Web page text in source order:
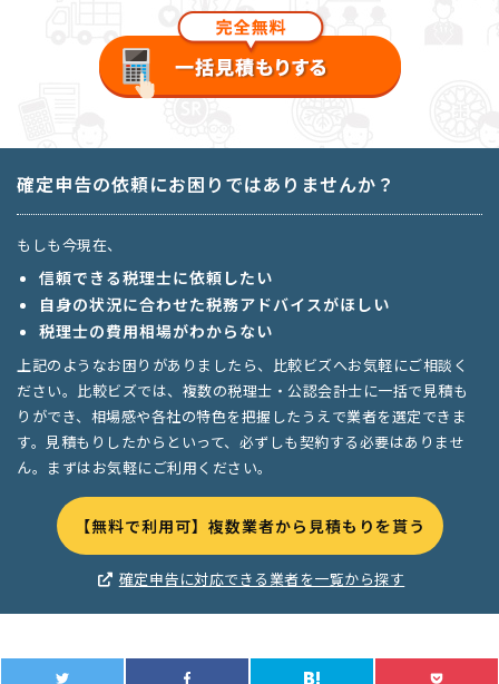
確定申告の依頼にお困りではありませんか？
もしも今現在、
信頼できる税理士に依頼したい
自身の状況に合わせた税務アドバイスがほしい
税理士の費用相場がわからない
上記のようなお困りがありましたら、比較ビズへお気軽にご相談く
ださい。比較ビズでは、複数の税理士・公認会計士に一括で見積も
りができ、相場感や各社の特色を把握したうえで業者を選定できま
す。見積もりしたからといって、必ずしも契約する必要はありませ
ん。まずはお気軽にご利用ください。
【無料で利用可】複数業者から見積もりを貰う
確定申告に対応できる業者を一覧から探す